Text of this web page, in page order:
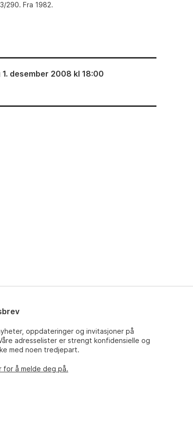
290. Fra 1982.
1. desember 2008 kl 18:00
oppdateringer og invitasjoner på
adresselister er strengt konfidensielle og
med noen tredjepart.
for å melde deg på.